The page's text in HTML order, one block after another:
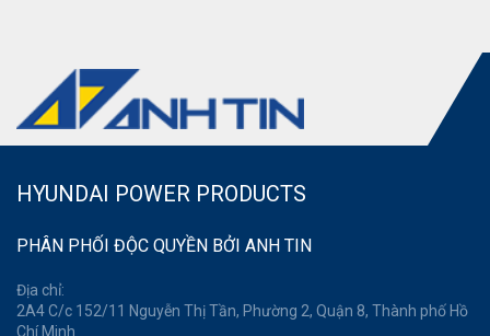
HYUNDAI POWER PRODUCTS
PHÂN PHỐI ĐỘC QUYỀN BỞI ANH TIN
Địa chỉ:
2A4 C/c 152/11 Nguyễn Thị Tần, Phường 2, Quận 8, Thành phố Hồ
Chí Minh